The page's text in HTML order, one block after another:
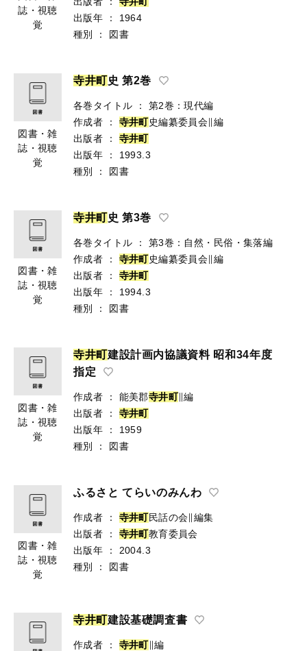
誌・視聴
覚
出版年
：
1964
種別
： 図書
図書・雑
誌・視聴
覚
寺井町史 第2巻
各巻タイトル ：
第2巻：現代編
作成者
： 寺井町史編纂委員会∥編
出版者
： 寺井町
出版年
：
1993.3
種別
： 図書
図書・雑
誌・視聴
覚
寺井町史 第3巻
各巻タイトル ：
第3巻：自然・民俗・集落編
作成者
： 寺井町史編纂委員会∥編
出版者
： 寺井町
出版年
：
1994.3
種別
： 図書
図書・雑
誌・視聴
覚
寺井町建設計画内協議資料 昭和34年度
指定
作成者 ： 能美郡寺井町∥編
出版者
： 寺井町
出版年
：
1959
種別
： 図書
図書・雑
誌・視聴
覚
ふるさと てらいのみんわ
作成者 ： 寺井町民話の会∥編集
出版者
： 寺井町教育委員会
出版年
：
2004.3
種別
： 図書
寺井町建設基礎調査書
作成者 ： 寺井町∥編